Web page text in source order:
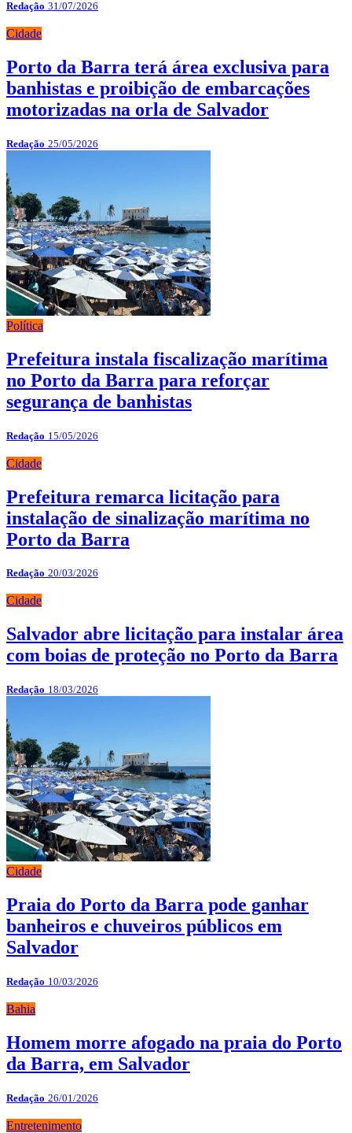
Redação 31/07/2026
Cidade
Porto da Barra terá área exclusiva para
banhistas e proibição de embarcações
motorizadas na orla de Salvador
Redação 25/05/2026
Política
Prefeitura instala fiscalização marítima
no Porto da Barra para reforçar
segurança de banhistas
Redação 15/05/2026
Cidade
Prefeitura remarca licitação para
instalação de sinalização marítima no
Porto da Barra
Redação 20/03/2026
Cidade
Salvador abre licitação para instalar área
com boias de proteção no Porto da Barra
Redação 18/03/2026
Cidade
Praia do Porto da Barra pode ganhar
banheiros e chuveiros públicos em
Salvador
Redação 10/03/2026
Bahia
Homem morre afogado na praia do Porto
da Barra, em Salvador
Redação 26/01/2026
Entretenimento